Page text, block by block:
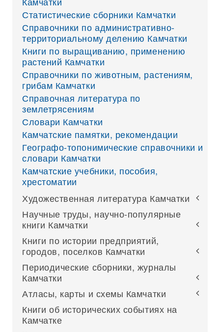
Статистические сборники Камчатки
Справочники по административно-
территориальному делению Камчатки
Книги по выращиванию, применению
растений Камчатки
Справочники по животным, растениям,
грибам Камчатки
Справочная литература по
землетрясениям
Словари Камчатки
Камчатские памятки, рекомендации
Географо-топонимические справочники и
словари Камчатки
Камчатские учебники, пособия,
хрестоматии
Художественная литература Камчатки
Научные труды, научно-популярные
книги Камчатки
Книги по истории предприятий,
городов, поселков Камчатки
Периодические сборники, журналы
Камчатки
Атласы, карты и схемы Камчатки
Книги об исторических событиях на
Камчатке